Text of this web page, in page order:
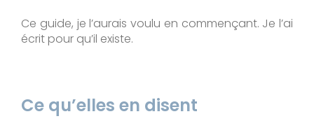
Ce guide, je l’aurais voulu en commençant. Je l’ai
écrit pour qu’il existe.
Ce qu’elles en disent